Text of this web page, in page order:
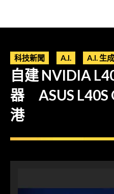
科技新聞 A.I. A.I. 生成
自建 NVIDIA
器 ASUS L40S
港